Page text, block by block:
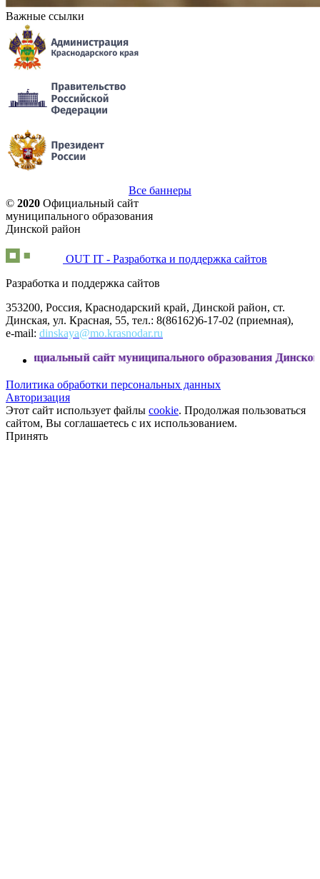
Важные ссылки
Все баннеры
© 2020 Официальный сайт
муниципального образования
Динской район
OUT IT - Разработка и поддержка сайтов
Разработка и поддержка сайтов
353200, Россия, Краснодарский край, Динской район, ст.
Динская, ул. Красная, 55, тел.: 8(86162)6-17-02 (приемная),
e-mail: dinskaya@mo.krasnodar.ru
сайт муниципального образования Динской район
Политика обработки персональных данных
Авторизация
Этот сайт использует файлы cookie. Продолжая пользоваться
сайтом, Вы соглашаетесь с их использованием.
Принять